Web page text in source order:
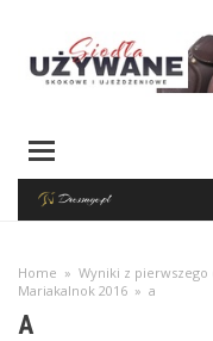
Home » Wyniki z
Mariakalnok 2016 » a
A